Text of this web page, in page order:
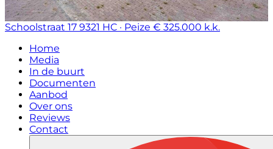
Schoolstraat 17 9321 HC · Peize € 325.000 k.k.
Home
Media
In de buurt
Documenten
Aanbod
Over ons
Reviews
Contact